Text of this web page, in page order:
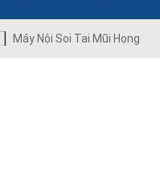
Máy Nội Soi Tai Mũi Họng